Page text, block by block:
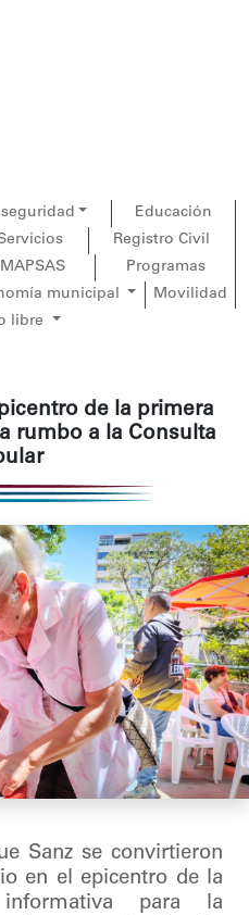
Educación
Registro Civil
Programas
municipal
Movilidad
libre
de la primera
rumbo a la Consulta
Sanz se convirtieron
en el epicentro de la
para la